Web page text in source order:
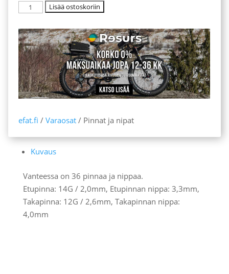
Pinnat
nipat
määrä
Lisää ostoskoriin
efat.fi / Varaosat/ Pinnat ja nipat
Kuvaus
Vanteessa on 36 pinnaa ja nippaa.
Etupinna: 14G / 2,0mm, Etupinnan nippa: 3,3mm,
Takapinna: 12G / 2,6mm, Takapinnan nippa:
4,0mm